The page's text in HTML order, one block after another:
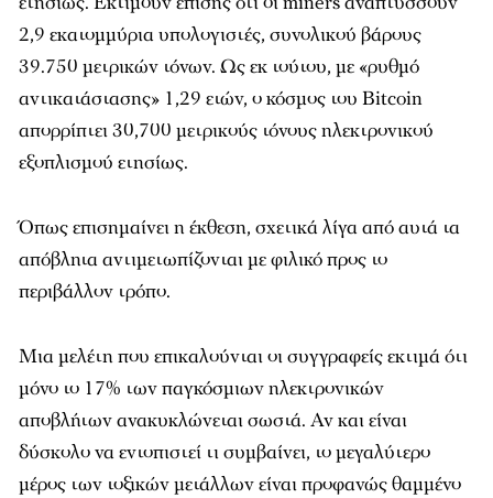
2,9 εκατομμύρια υπολογιστές, συνολικού βάρους
39.750 μετρικών τόνων. Ως εκ τούτου, με «ρυθμό
αντικατάστασης» 1,29 ετών, ο κόσμος του Bitcoin
απορρίπτει 30,700 μετρικούς τόνους ηλεκτρονικού
εξοπλισμού ετησίως.
Όπως επισημαίνει η έκθεση, σχετικά λίγα από αυτά τα
απόβλητα αντιμετωπίζονται με φιλικό προς το
περιβάλλον τρόπο.
Μια μελέτη που επικαλούνται οι συγγραφείς εκτιμά ότι
μόνο το 17% των παγκόσμιων ηλεκτρονικών
αποβλήτων ανακυκλώνεται σωστά. Αν και είναι
δύσκολο να εντοπιστεί τι συμβαίνει, το μεγαλύτερο
μέρος των τοξικών μετάλλων είναι προφανώς θαμμένο